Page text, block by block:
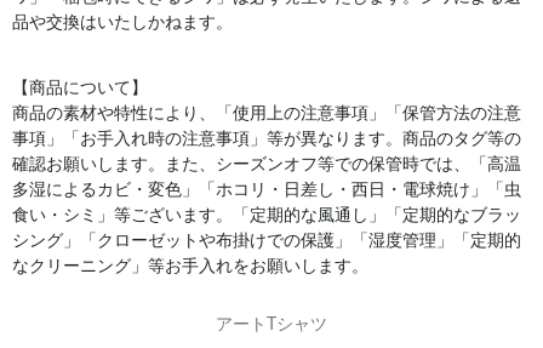
品や交換はいたしかねます。
【商品について】
商品の素材や特性により、「使用上の注意事項」「保管方法の注意
事項」「お手入れ時の注意事項」等が異なります。商品のタグ等の
確認お願いします。また、シーズンオフ等での保管時では、「高温
多湿によるカビ・変色」「ホコリ・日差し・西日・電球焼け」「虫
食い・シミ」等ございます。「定期的な風通し」「定期的なブラッ
シング」「クローゼットや布掛けでの保護」「湿度管理」「定期的
なクリーニング」等お手入れをお願いします。
アートTシャツ